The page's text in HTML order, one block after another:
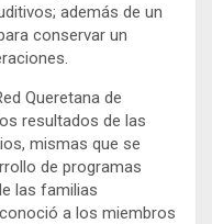
además de un
conservar un
Queretana de
resultados de las
mismas que se
de programas
las familias
a los miembros